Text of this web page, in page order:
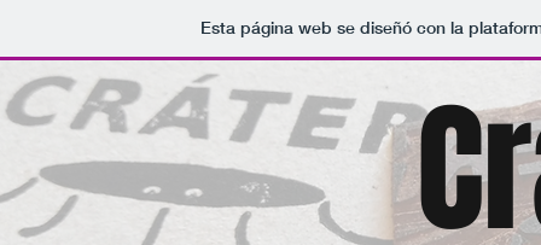
Esta página web se diseñó con la